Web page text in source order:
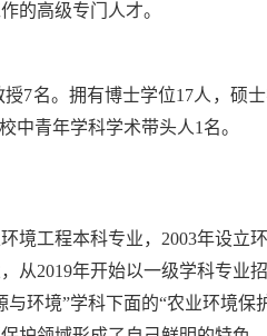
的高级专门人才。
7名。拥有博士学位17人，硕
中青年学科学术带头人1名。
境工程本科专业，2003年设立
从2019年开始以一级学科专业
环境”学科下面的“农业环境保